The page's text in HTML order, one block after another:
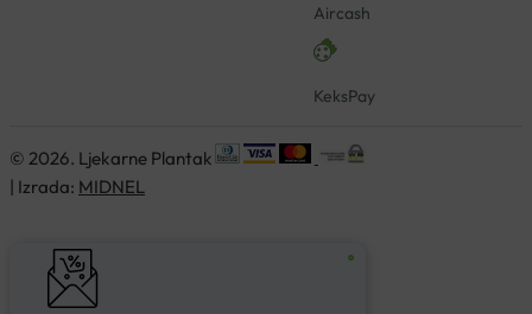
Aircash
KeksPay
© 2026. Ljekarne Plantak
| Izrada: MIDNEL